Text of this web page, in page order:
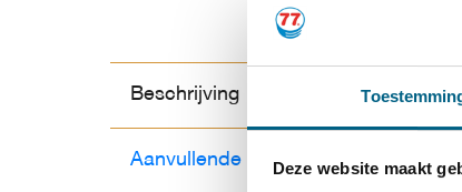
Deze website maakt
Beschrijving
Aanvullende informatie